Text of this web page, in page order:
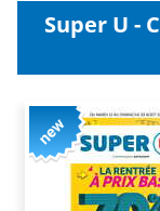
Super U -